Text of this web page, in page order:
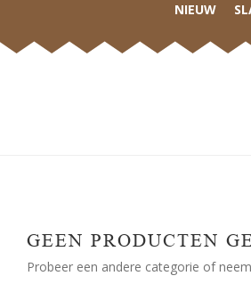
NIEUW
GEEN PRODUCTEN
Probeer een andere categorie of